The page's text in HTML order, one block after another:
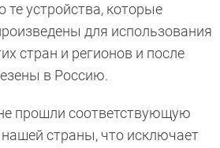
те устройства, которые
для использования
стран и регионов и после
в Россию.
прошли соответствующую
страны, что исключает